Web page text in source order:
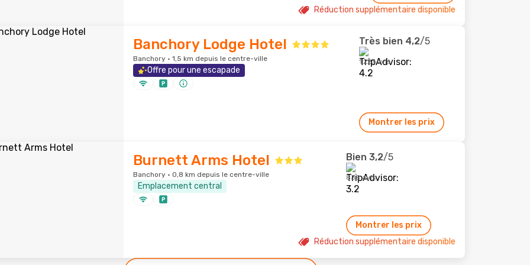
Réduction supplémentaire disponible
Banchory Lodge Hotel
Banchory · 1,5 km depuis le centre-ville
Offre pour une escapade
Très bien 4,2/5
1 227 avis
Montrer les prix
Burnett Arms Hotel
Banchory · 0,8 km depuis le centre-ville
Emplacement central
Bien 3,2/5
838 avis
Montrer les prix
Réduction supplémentaire disponible